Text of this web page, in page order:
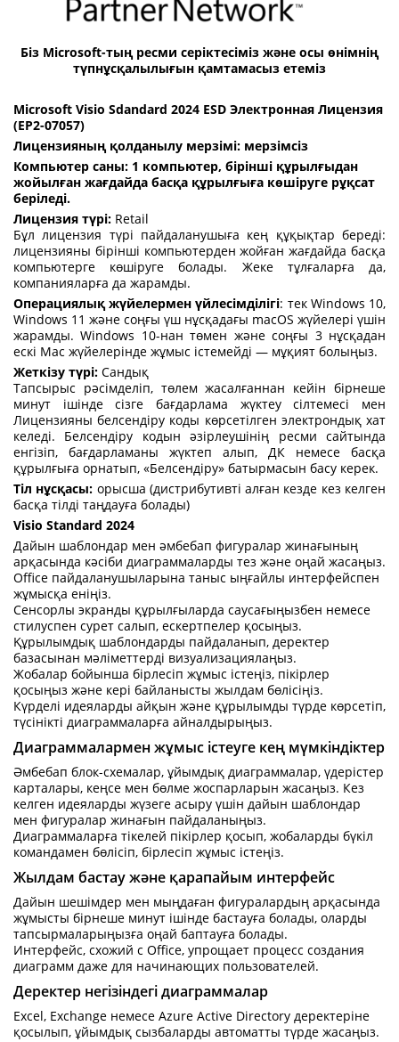
Біз Microsoft-тың ресми серіктесіміз және осы өнімнің
түпнұсқалылығын қамтамасыз етеміз
Microsoft Visio Sdandard 2024 ESD Электронная Лицензия
(EP2-07057)
Лицензияның қолданылу мерзімі: мерзімсіз
Компьютер саны: 1 компьютер, бірінші құрылғыдан
жойылған жағдайда басқа құрылғыға көшіруге рұқсат
беріледі.
Лицензия түрі: Retail
Бұл лицензия түрі пайдаланушыға кең құқықтар береді:
лицензияны бірінші компьютерден жойған жағдайда басқа
компьютерге көшіруге болады. Жеке тұлғаларға да,
компанияларға да жарамды.
Операциялық жүйелермен үйлесімділігі: тек Windows 10,
Windows 11 және соңғы үш нұсқадағы macOS жүйелері үшін
жарамды. Windows 10-нан төмен және соңғы 3 нұсқадан
ескі Mac жүйелерінде жұмыс істемейді — мұқият болыңыз.
Жеткізу түрі: Сандық
Тапсырыс рәсімделіп, төлем жасалғаннан кейін бірнеше
минут ішінде сізге бағдарлама жүктеу сілтемесі мен
Лицензияны белсендіру коды көрсетілген электрондық хат
келеді. Белсендіру кодын әзірлеушінің ресми сайтында
енгізіп, бағдарламаны жүктеп алып, ДК немесе басқа
құрылғыға орнатып, «Белсендіру» батырмасын басу керек.
Тіл нұсқасы: орысша (дистрибутивті алған кезде кез келген
басқа тілді таңдауға болады)
Visio Standard 2024
Дайын шаблондар мен әмбебап фигуралар жинағының
арқасында кәсіби диаграммаларды тез және оңай жасаңыз.
Office пайдаланушыларына таныс ыңғайлы интерфейспен
жұмысқа еніңіз.
Сенсорлы экранды құрылғыларда саусағыңызбен немесе
стилуспен сурет салып, ескертпелер қосыңыз.
Құрылымдық шаблондарды пайдаланып, деректер
базасынан мәліметтерді визуализациялаңыз.
Жобалар бойынша бірлесіп жұмыс істеңіз, пікірлер
қосыңыз және кері байланысты жылдам бөлісіңіз.
Күрделі идеяларды айқын және құрылымды түрде көрсетіп,
түсінікті диаграммаларға айналдырыңыз.
Диаграммалармен жұмыс істеуге кең мүмкіндіктер
Әмбебап блок-схемалар, ұйымдық диаграммалар, үдерістер
карталары, кеңсе мен бөлме жоспарларын жасаңыз. Кез
келген идеяларды жүзеге асыру үшін дайын шаблондар
мен фигуралар жинағын пайдаланыңыз.
Диаграммаларға тікелей пікірлер қосып, жобаларды бүкіл
командамен бөлісіп, бірлесіп жұмыс істеңіз.
Жылдам бастау және қарапайым интерфейс
Дайын шешімдер мен мыңдаған фигуралардың арқасында
жұмысты бірнеше минут ішінде бастауға болады, оларды
тапсырмаларыңызға оңай баптауға болады.
Интерфейс, схожий с Office, упрощает процесс создания
диаграмм даже для начинающих пользователей.
Деректер негізіндегі диаграммалар
Excel, Exchange немесе Azure Active Directory деректеріне
қосылып, ұйымдық сызбаларды автоматты түрде жасаңыз.